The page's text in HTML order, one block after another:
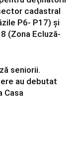
cadastral
P6- P17) și
(Zona Ecluză-
seniorii.
au debutat
Casa